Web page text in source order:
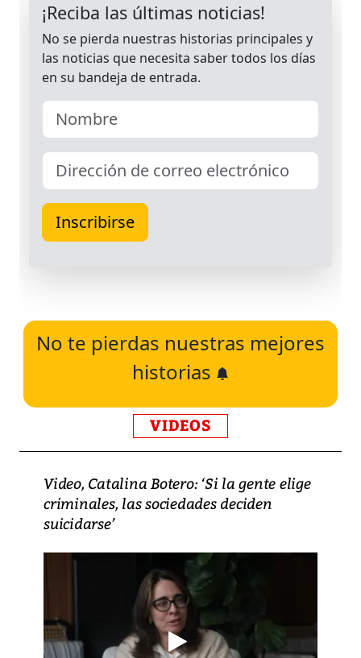
No te pierdas nuestras mejores
historias
VIDEOS
Video, Catalina Botero: ‘Si la gente elige
criminales, las sociedades deciden
suicidarse’